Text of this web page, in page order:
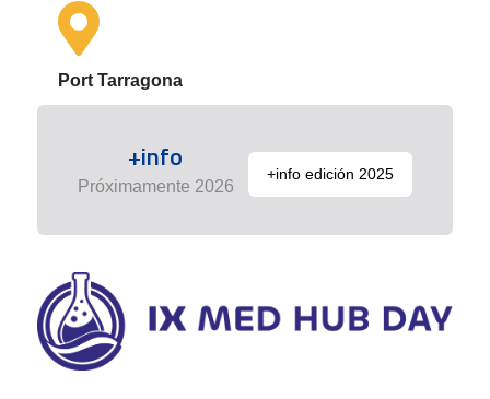
Port Tarragona
+info
Próximamente 2026
+info edición 2025